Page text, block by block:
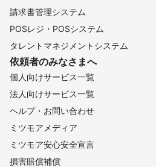
請求書管理システム
POSレジ・POSシステム
タレントマネジメントシステム
依頼者のみなさまへ
個人向けサービス一覧
法人向けサービス一覧
ヘルプ・お問い合わせ
ミツモアメディア
ミツモア安心安全宣言
損害賠償補償